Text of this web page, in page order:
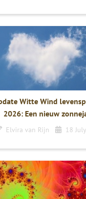
Witte Wind
2026: Een nieuw
Elvira van Rijn 18